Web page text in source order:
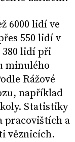
6000 lidí ve
550 lidí v
380 lidí při
minulého
Rážové
například
Statistiky
pracovištích a
věznicích.